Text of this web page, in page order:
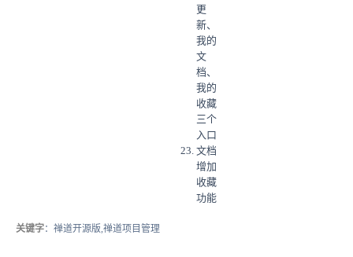
更
新、
我的
文
档、
我的
收藏
三个
入口
文档
增加
收藏
功能
关键字：禅道开源版,禅道项目管理